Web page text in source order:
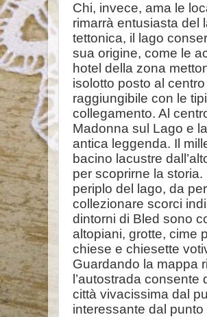
Chi, invece, ama le
rimarrà entusiasta del
tettonica, il lago
sua origine, come le
hotel della zona
isolotto posto al
raggiungibile con le
collegamento. Al
Madonna sul Lago e
antica leggenda. Il
bacino lacustre
per scoprirne la
periplo del lago, da
collezionare scorci
dintorni di Bled sono
altopiani, grotte, cime
chiese e chiesette
Guardando la mappa
l’autostrada
città vivacissima dal
interessante dal